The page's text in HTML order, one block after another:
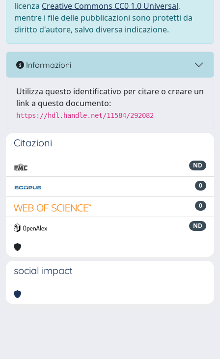
licenza Creative Commons CC0 1.0 Universal,
mentre i file delle pubblicazioni sono protetti da
diritto d'autore, salvo diversa indicazione.
Informazioni
Utilizza questo identificativo per citare o creare un
link a questo documento:
https://hdl.handle.net/11584/292082
Citazioni
ND
0
0
ND
social impact